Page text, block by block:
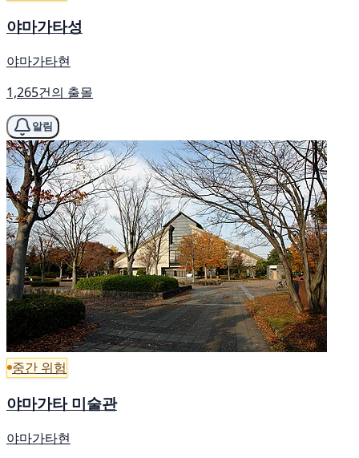
야마가타성
야마가타현
1,265건의 출몰
알림
중간 위험
야마가타 미술관
야마가타현